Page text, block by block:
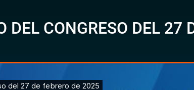
DEL CONGRESO DEL 27